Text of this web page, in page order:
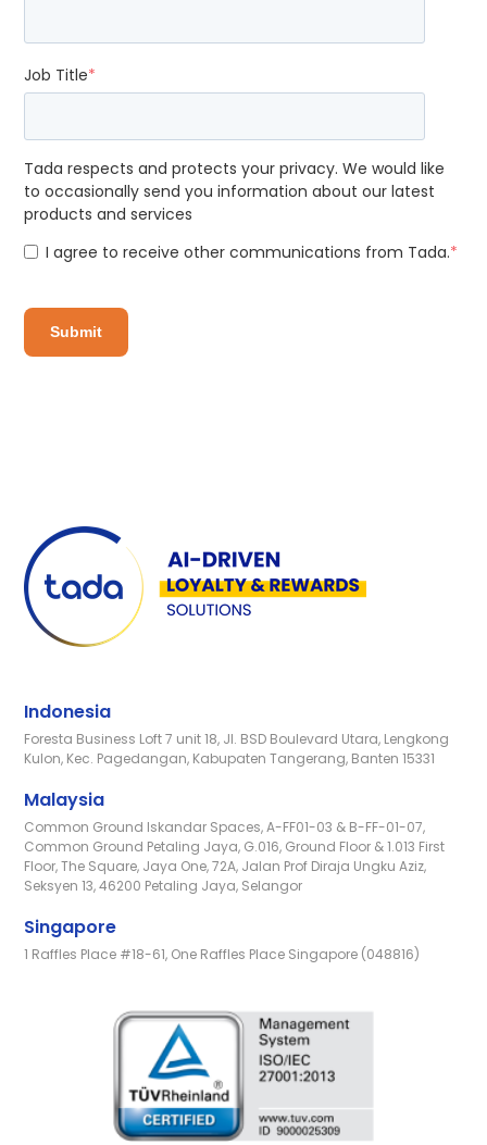
Job Title*
Tada respects and protects your privacy. We would like
to occasionally send you information about our latest
products and services
I agree to receive other communications from Tada.*
Indonesia
Foresta Business Loft 7 unit 18, Jl. BSD Boulevard Utara, Lengkong
Kulon, Kec. Pagedangan, Kabupaten Tangerang, Banten 15331
Malaysia
Common Ground Iskandar Spaces, A-FF01-03 & B-FF-01-07,
Common Ground Petaling Jaya, G.016, Ground Floor & 1.013 First
Floor, The Square, Jaya One, 72A, Jalan Prof Diraja Ungku Aziz,
Seksyen 13, 46200 Petaling Jaya, Selangor
Singapore
1 Raffles Place #18-61, One Raffles Place Singapore (048816)